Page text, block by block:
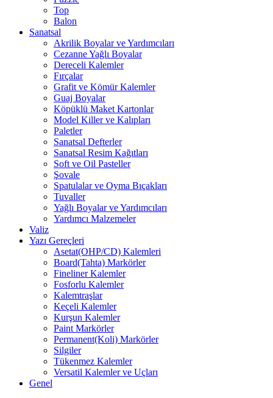
Top
Balon
Sanatsal
Akrilik Boyalar ve Yardımcıları
Cezanne Yağlı Boyalar
Dereceli Kalemler
Fırçalar
Grafit ve Kömür Kalemler
Guaj Boyalar
Köpüklü Maket Kartonlar
Model Killer ve Kalıpları
Paletler
Sanatsal Defterler
Sanatsal Resim Kağıtları
Soft ve Oil Pasteller
Şovale
Spatulalar ve Oyma Bıçakları
Tuvaller
Yağlı Boyalar ve Yardımcıları
Yardımcı Malzemeler
Valiz
Yazı Gereçleri
Asetat(OHP/CD) Kalemleri
Board(Tahta) Markörler
Fineliner Kalemler
Fosforlu Kalemler
Kalemtraşlar
Keçeli Kalemler
Kurşun Kalemler
Paint Markörler
Permanent(Koli) Markörler
Silgiler
Tükenmez Kalemler
Versatil Kalemler ve Uçları
Genel